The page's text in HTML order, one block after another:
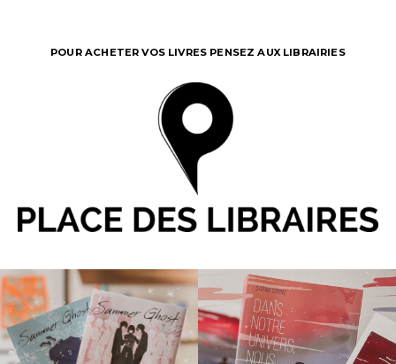
POUR ACHETER VOS LIVRES PENSEZ AUX LIBRAIRIES